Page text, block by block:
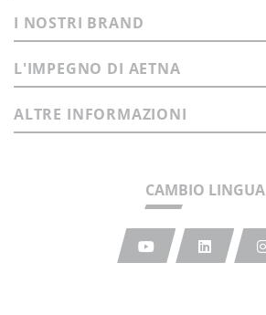
CAMBIO LINGUA
I NOSTRI BRAND
L'IMPEGNO DI AETNA
ALTRE INFORMAZIONI